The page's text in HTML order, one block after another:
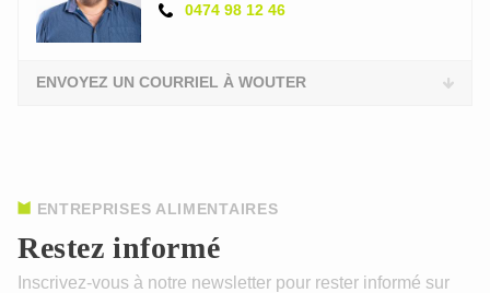
0474 98 12 46
ENVOYEZ UN COURRIEL À WOUTER
Restez informé
ENTREPRISES ALIMENTAIRES
Inscrivez-vous à notre newsletter pour rester informé sur